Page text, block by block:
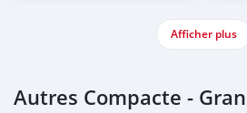
Afficher plus
Autres Compacte -